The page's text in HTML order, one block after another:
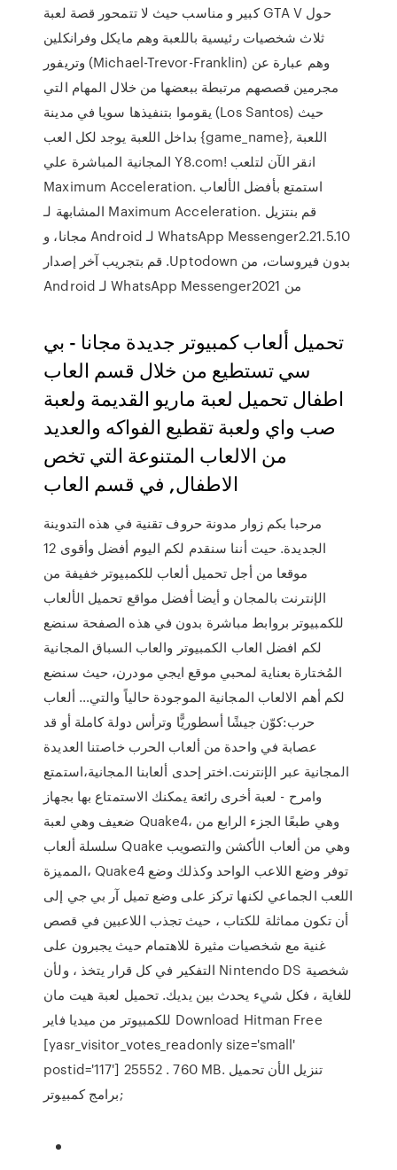
كبير و مناسب حيث لا تتمحور قصة لعبة GTA V حول
ثلاث شخصيات رئيسية باللعبة وهم مايكل وفرانكلين
وتريفور (Michael-Trevor-Franklin) وهم عبارة عن
مجرمين قصصهم مرتبطة ببعضها من خلال المهام التي
يقوموا بتنفيذها سويا في مدينة (Los Santos) حيث
بداخل اللعبة يوجد لكل العب {game_name}, اللعبة
المجانية المباشرة علي Y8.com! انقر الآن لتلعب
Maximum Acceleration. استمتع بأفضل الألعاب
المشابهة لـ Maximum Acceleration. ‫قم بنتزيل
WhatsApp Messenger2.21.5.10 لـ Android مجانا، و
بدون فيروسات، من Uptodown. قم بتجريب آخر إصدار
من WhatsApp Messenger2021 لـ Android
تحميل ألعاب كمبيوتر جديدة مجانا - بي
سي تستطيع من خلال قسم العاب
اطفال تحميل لعبة ماريو القديمة ولعبة
صب واي ولعبة تقطيع الفواكه والعديد
من الالعاب المتنوعة التي تخص
الاطفال, في قسم العاب
مرحبا بكم زوار مدونة حروف تقنية في هذه التدوينة
الجديدة. حيت أننا سنقدم لكم اليوم أفضل وأقوى 12
موقعا من أجل تحميل ألعاب للكمبيوتر خفيفة من
الإنترنت بالمجان و أيضا أفضل مواقع تحميل الألعاب
للكمبيوتر بروابط مباشرة بدون في هذه الصفحة سنضع
لكم افضل العاب الكمبيوتر والعاب السباق المجانية
المُختارة بعناية لمحبي موقع ايجي مودرن، حيث سنضع
لكم أهم الالعاب المجانية الموجودة حالياً والتي… ألعاب
حرب:كوّن جيشًا أسطوريًّا وترأس دولة كاملة أو قد
عصابة في واحدة من ألعاب الحرب خاصتنا العديدة
المجانية عبر الإنترنت.اختر إحدى ألعابنا المجانية،استمتع
وامرح - لعبة أخرى رائعة يمكنك الاستمتاع بها بجهاز
ضعيف وهي لعبة Quake4، وهي طبعًا الجزء الرابع من
سلسلة ألعاب Quake وهي من ألعاب الأكشن والتصويب
المميزة، Quake4 توفر وضع اللاعب الواحد وكذلك وضع
اللعب الجماعي لكنها تركز على وضع تميل آر بي جي إلى
أن تكون مماثلة للكتاب ، حيث تجذب اللاعبين في قصص
غنية مع شخصيات مثيرة للاهتمام حيث يجبرون على
التفكير في كل قرار يتخذ ، ولأن Nintendo DS شخصية
للغاية ، فكل شيء يحدث بين يديك. تحميل لعبة هيت مان
للكمبيوتر من ميديا فاير Download Hitman Free
[yasr_visitor_votes_readonly size='small'
postid='117'] 25552 . 760 MB. تنزيل الأن تحميل
برامج كمبيوتر;